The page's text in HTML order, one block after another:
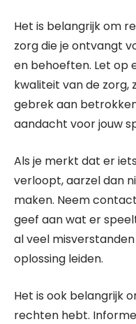
Het is belangrijk om
zorg die je ontvangt
en behoeften. Let op
kwaliteit van de zorg,
gebrek aan
aandacht voor jouw
Als je merkt dat er
verloopt, aarzel dan
maken. Neem
geef aan wat er
al veel
oplossing leiden.
Het is ook belangrijk
rechten hebt.